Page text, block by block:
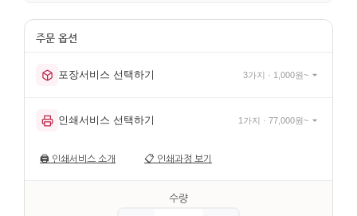
포장서비스 선택하기 3가지 · 1,000원~
인쇄서비스 선택하기 1가지 · 77,000원~
🖨️ 인쇄서비스 소개 📋 인쇄과정 보기